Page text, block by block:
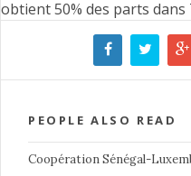
PEOPLE ALSO READ
Coopération Sénégal-